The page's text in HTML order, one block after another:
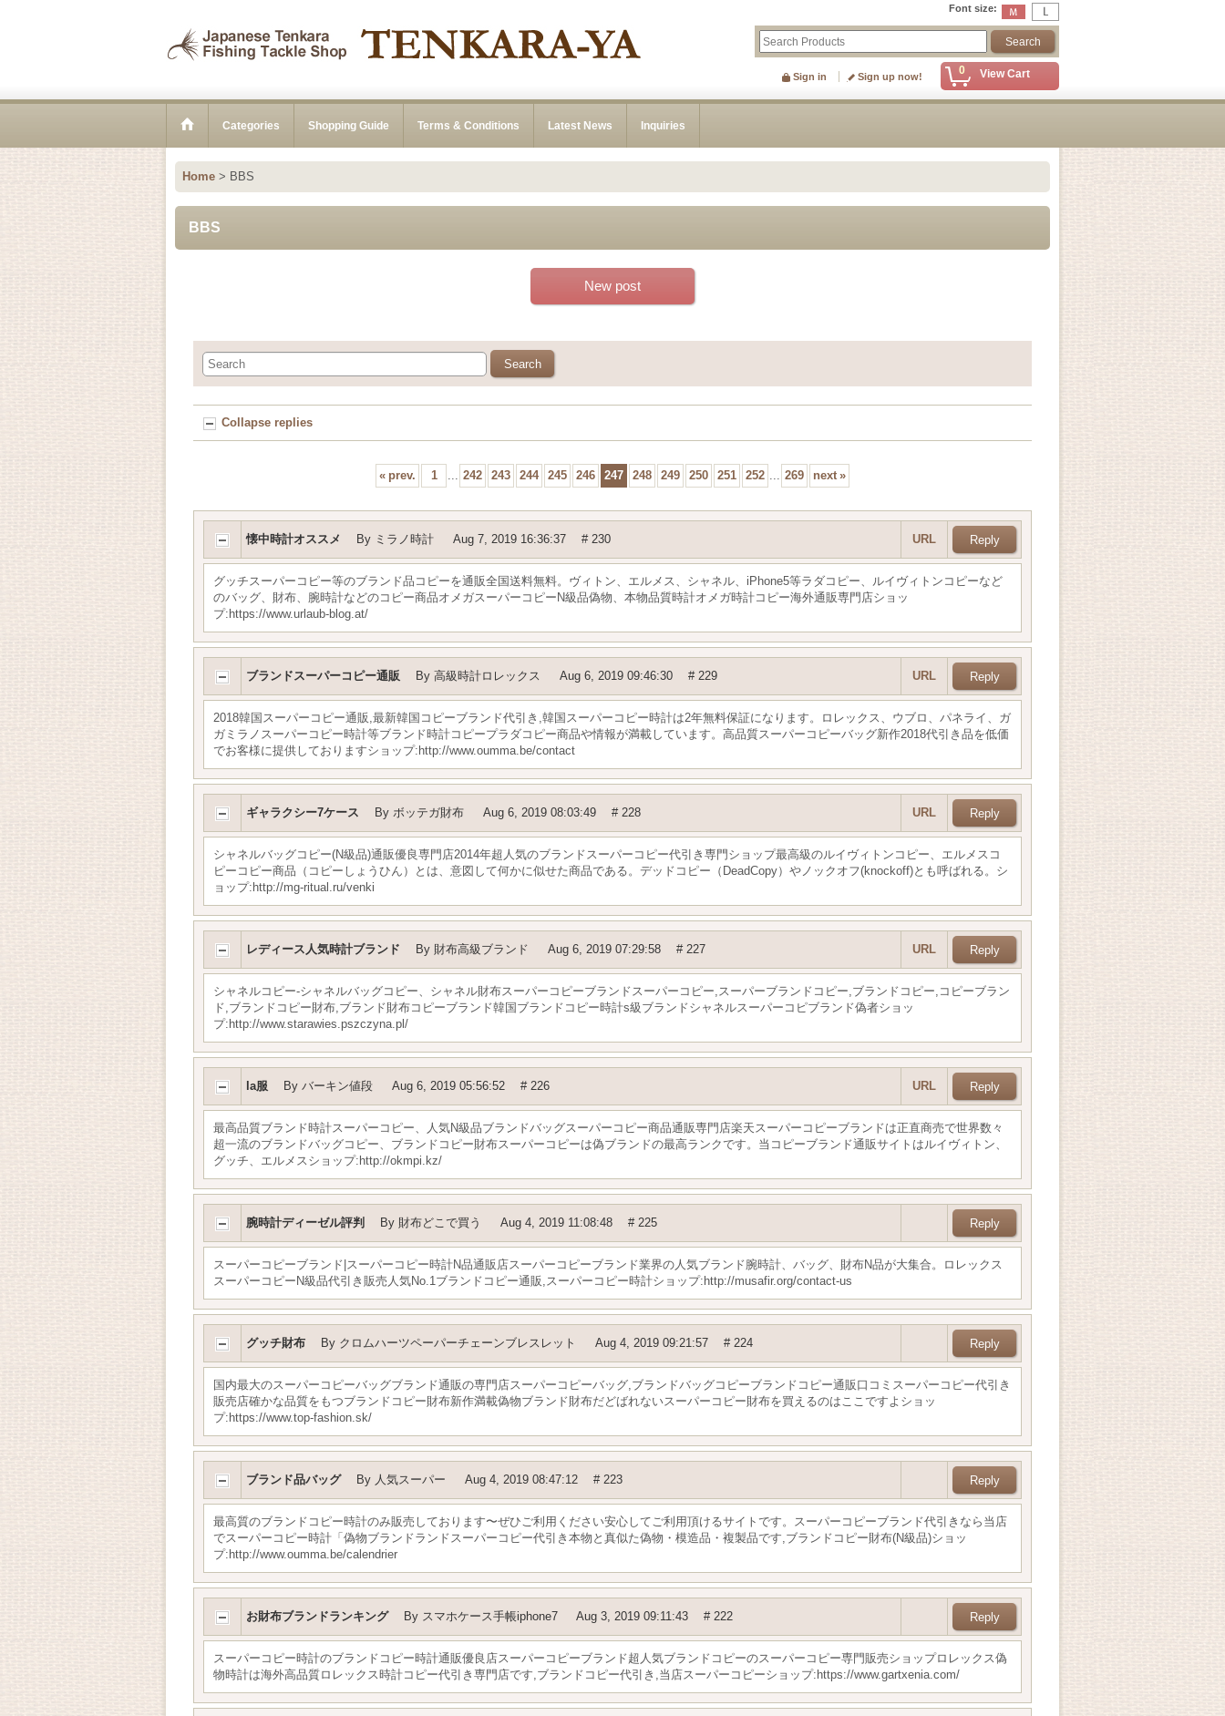
Font size:
0 View Cart
Sign in Sign up now!
Categories Shopping Guide Terms & Conditions Latest News Inquiries
Home > BBS
BBS
New post
Collapse replies
« prev. 1 ... 242 243 244 245 246 247 248 249 250 251 252 ... 269 next »
懐中時計オススメ By ミラノ時計 Aug 7, 2019 16:36:37 # 230 URL
グッチスーパーコピー等のブランド品コピーを通販全国送料無料。ヴィトン、エルメス、シャネル、iPhone5等ラダコピー、ルイヴィトンコピーなど
のバッグ、財布、腕時計などのコピー商品オメガスーパーコピーN級品偽物、本物品質時計オメガ時計コピー海外通販専門店ショッ
プ:https://www.urlaub-blog.at/
ブランドスーパーコピー通販 By 高級時計ロレックス Aug 6, 2019 09:46:30 # 229 URL
2018韓国スーパーコピー通販,最新韓国コピーブランド代引き,韓国スーパーコピー時計は2年無料保証になります。ロレックス、ウブロ、パネライ、ガ
ガミラノスーパーコピー時計等ブランド時計コピープラダコピー商品や情報が満載しています。高品質スーパーコピーバッグ新作2018代引き品を低価
でお客様に提供しておりますショップ:http://www.oumma.be/contact
ギャラクシー7ケース By ボッテガ財布 Aug 6, 2019 08:03:49 # 228 URL
シャネルバッグコピー(N級品)通販優良専門店2014年超人気のブランドスーパーコピー代引き専門ショップ最高級のルイヴィトンコピー、エルメスコ
ピーコピー商品（コピーしょうひん）とは、意図して何かに似せた商品である。デッドコピー（DeadCopy）やノックオフ(knockoff)とも呼ばれる。シ
ョップ:http://mg-ritual.ru/venki
レディース人気時計ブランド By 財布高級ブランド Aug 6, 2019 07:29:58 # 227 URL
シャネルコピー-シャネルバッグコピー、シャネル財布スーパーコピーブランドスーパーコピー,スーパーブランドコピー,ブランドコピー,コピーブラン
ド,ブランドコピー財布,ブランド財布コピーブランド韓国ブランドコピー時計s級ブランドシャネルスーパーコピブランド偽者ショッ
プ:http://www.starawies.pszczyna.pl/
la服 By バーキン値段 Aug 6, 2019 05:56:52 # 226 URL
最高品質ブランド時計スーパーコピー、人気N級品ブランドバッグスーパーコピー商品通販専門店楽天スーパーコピーブランドは正直商売で世界数々
超一流のブランドバッグコピー、ブランドコピー財布スーパーコピーは偽ブランドの最高ランクです。当コピーブランド通販サイトはルイヴィトン、
グッチ、エルメスショップ:http://okmpi.kz/
腕時計ディーゼル評判 By 財布どこで買う Aug 4, 2019 11:08:48 # 225
スーパーコピーブランド|スーパーコピー時計N品通販店スーパーコピーブランド業界の人気ブランド腕時計、バッグ、財布N品が大集合。ロレックス
スーパーコピーN級品代引き販売人気No.1ブランドコピー通販,スーパーコピー時計ショップ:http://musafir.org/contact-us
グッチ財布 By クロムハーツペーパーチェーンブレスレット Aug 4, 2019 09:21:57 # 224
国内最大のスーパーコピーバッグブランド通販の専門店スーパーコピーバッグ,ブランドバッグコピーブランドコピー通販口コミスーパーコピー代引き
販売店確かな品質をもつブランドコピー財布新作満載偽物ブランド財布だどばれないスーパーコピー財布を買えるのはここですよショッ
プ:https://www.top-fashion.sk/
ブランド品バッグ By 人気スーパー Aug 4, 2019 08:47:12 # 223
最高質のブランドコピー時計のみ販売しております〜ぜひご利用ください安心してご利用頂けるサイトです。スーパーコピーブランド代引きなら当店
でスーパーコピー時計「偽物ブランドランドスーパーコピー代引き本物と真似た偽物・模造品・複製品です,ブランドコピー財布(N級品)ショッ
プ:http://www.oumma.be/calendrier
お財布ブランドランキング By スマホケース手帳iphone7 Aug 3, 2019 09:11:43 # 222
スーパーコピー時計のブランドコピー時計通販優良店スーパーコピーブランド超人気ブランドコピーのスーパーコピー専門販売ショップロレックス偽
物時計は海外高品質ロレックス時計コピー代引き専門店です,ブランドコピー代引き,当店スーパーコピーショップ:https://www.gartxenia.com/